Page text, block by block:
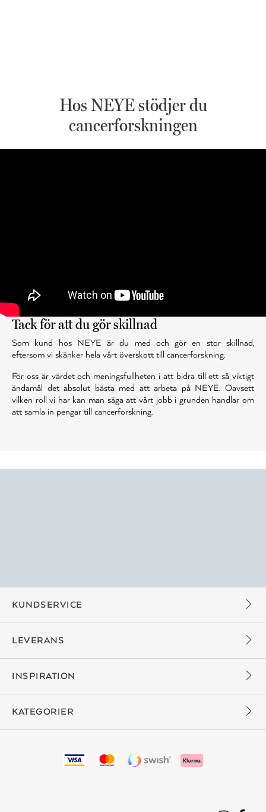
Hos NEYE stödjer du
cancerforskningen
Tack för att du gör skillnad
Som kund hos NEYE är du med och gör en stor skillnad,
eftersom vi skänker hela vårt överskott till cancerforskning.
För oss är värdet och meningsfullheten i att bidra till ett så viktigt
ändamål det absolut bästa med att arbeta på NEYE. Oavsett
vilken roll vi har kan man säga att vårt jobb i grunden handlar om
att samla in pengar till cancerforskning.
KUNDSERVICE
LEVERANS
INSPIRATION
KATEGORIER